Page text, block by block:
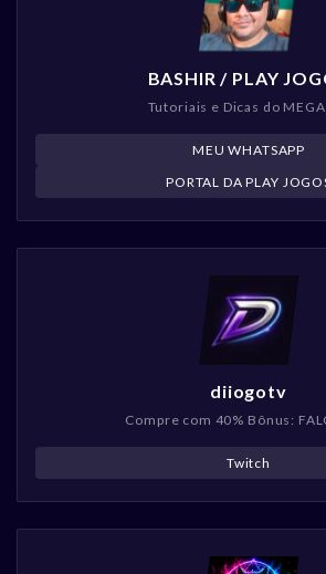
BASHIR / PLAY
Tutoriais e Dicas do
MEU WHATSAPP
PORTAL DA PLAY
diiogotv
Compre com 40% Bônus:
Twitch